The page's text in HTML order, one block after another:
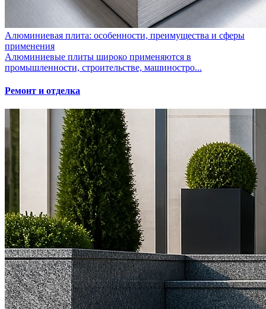
Алюминиевая плита: особенности, преимущества и сферы
применения
Алюминиевые плиты широко применяются в
промышленности, строительстве, машиностро...
Ремонт и отделка